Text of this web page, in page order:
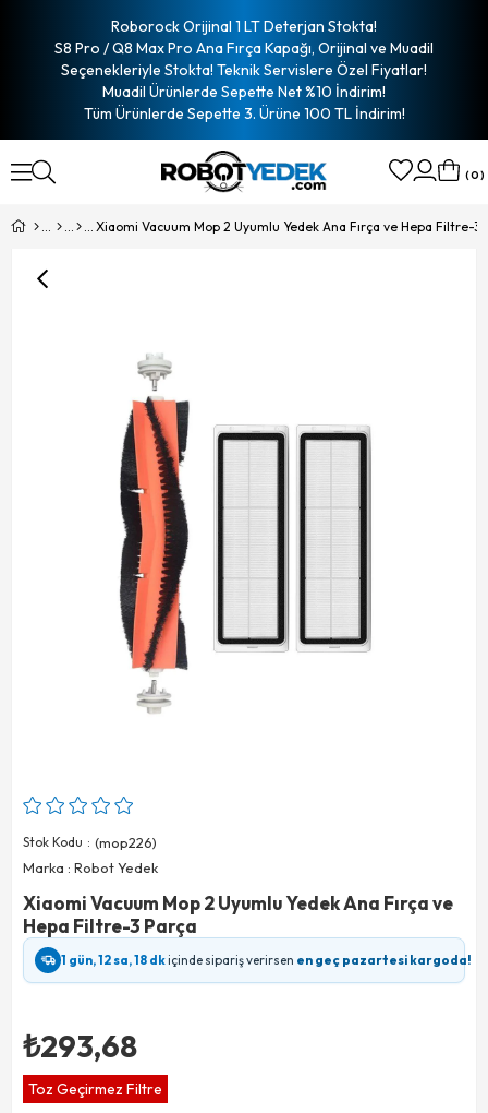
Roborock Orijinal 1 LT Deterjan Stokta!
S8 Pro / Q8 Max Pro Ana Fırça Kapağı, Orijinal ve Muadil
Seçenekleriyle Stokta! Teknik Servislere Özel Fiyatlar!
Muadil Ürünlerde Sepette Net %10 İndirim!
Tüm Ürünlerde Sepette 3. Ürüne 100 TL İndirim!
0
Xiaomi Vacuum Mop 2 Uyumlu Yedek Ana Fırça ve Hepa Filtre-3
Stok Kodu
(mop226)
Marka : Robot Yedek
Xiaomi Vacuum Mop 2 Uyumlu Yedek Ana Fırça ve
Hepa Filtre-3 Parça
1 gün, 12 sa, 18 dkiçinde sipariş verirsen en geç pazartesi kargoda!
₺293,68
Toz Geçirmez Filtre